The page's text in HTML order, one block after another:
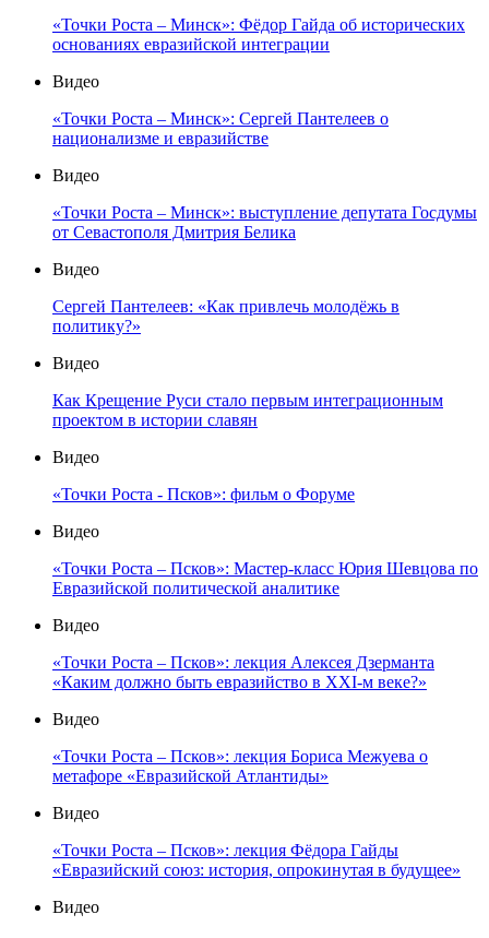
«Точки Роста – Минск»: Фёдор Гайда об исторических
основаниях евразийской интеграции
Видео
«Точки Роста – Минск»: Сергей Пантелеев о
национализме и евразийстве
Видео
«Точки Роста – Минск»: выступление депутата Госдумы
от Севастополя Дмитрия Белика
Видео
Сергей Пантелеев: «Как привлечь молодёжь в
политику?»
Видео
Как Крещение Руси стало первым интеграционным
проектом в истории славян
Видео
«Точки Роста - Псков»: фильм о Форуме
Видео
«Точки Роста – Псков»: Мастер-класс Юрия Шевцова по
Евразийской политической аналитике
Видео
«Точки Роста – Псков»: лекция Алексея Дзерманта
«Каким должно быть евразийство в XXI-м веке?»
Видео
«Точки Роста – Псков»: лекция Бориса Межуева о
метафоре «Евразийской Атлантиды»
Видео
«Точки Роста – Псков»: лекция Фёдора Гайды
«Евразийский союз: история, опрокинутая в будущее»
Видео